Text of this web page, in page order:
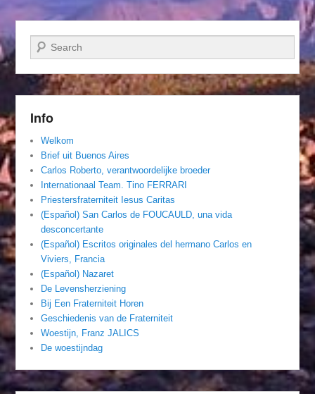
Zoeken
Info
Welkom
Brief uit Buenos Aires
Carlos Roberto, verantwoordelijke broeder
Internationaal Team. Tino FERRARI
Priestersfraterniteit Iesus Caritas
(Español) San Carlos de FOUCAULD, una vida
desconcertante
(Español) Escritos originales del hermano Carlos en
Viviers, Francia
(Español) Nazaret
De Levensherziening
Bij Een Fraterniteit Horen
Geschiedenis van de Fraterniteit
Woestijn, Franz JALICS
De woestijndag